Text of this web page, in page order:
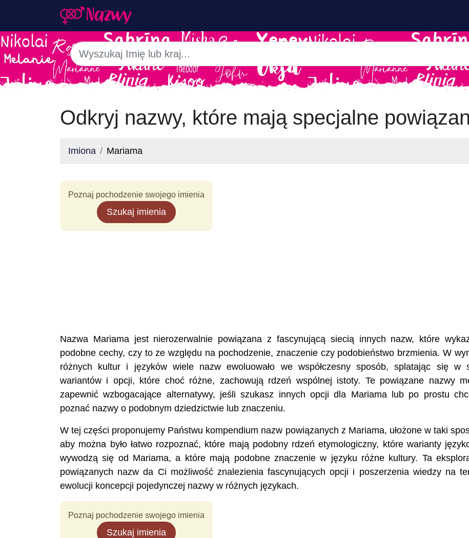
Odkryj nazwy, które mają specjalne
Imiona Mariama
Poznaj pochodzenie swojego imienia
Szukaj imienia
Nazwa Mariama jest nierozerwalnie powiązana z fascynującą siecią innych nazw, które
podobne cechy, czy to ze względu na pochodzenie, znaczenie czy podobieństwo brzmienia. W
różnych kultur i języków wiele nazw ewoluowało we współczesny sposób, splatając się w
wariantów i opcji, które choć różne, zachowują rdzeń wspólnej istoty. Te powiązane nazwy
zapewnić wzbogacające alternatywy, jeśli szukasz innych opcji dla Mariama lub po prostu
poznać nazwy o podobnym dziedzictwie lub znaczeniu.
W tej części proponujemy Państwu kompendium nazw powiązanych z Mariama, ułożone w taki
aby można było łatwo rozpoznać, które mają podobny rdzeń etymologiczny, które warianty
wywodzą się od Mariama, a które mają podobne znaczenie w języku różne kultury. Ta
powiązanych nazw da Ci możliwość znalezienia fascynujących opcji i poszerzenia wiedzy na
ewolucji koncepcji pojedynczej nazwy w różnych językach.
Poznaj pochodzenie swojego imienia
Szukaj imienia